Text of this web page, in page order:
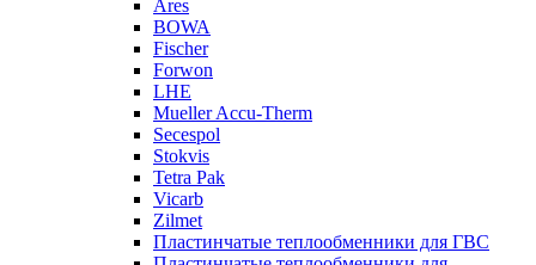
Ares
BOWA
Fischer
Forwon
LHE
Mueller Accu-Therm
Secespol
Stokvis
Tetra Pak
Vicarb
Zilmet
Пластинчатые теплообменники для ГВС